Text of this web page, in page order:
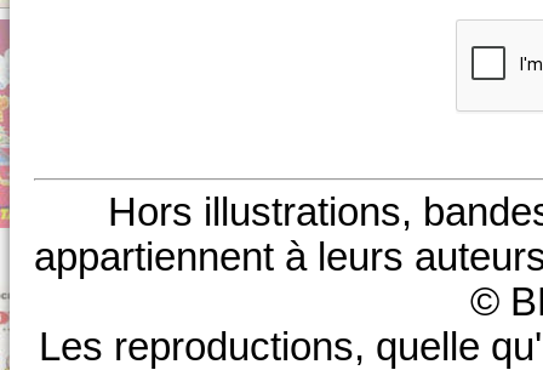
Hors illustrations,
appartiennent à leurs
©
Les reproductions, quelle